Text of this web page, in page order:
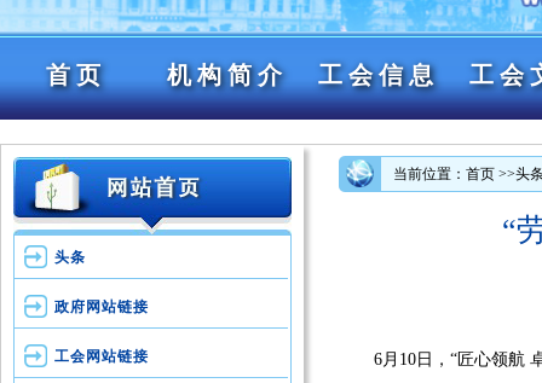
首页 机构简介 工会信息 工会
头条
政府网站链接
工会网站链接
当前位置：首页 >>头
“
6月10日，“匠心领航 卓